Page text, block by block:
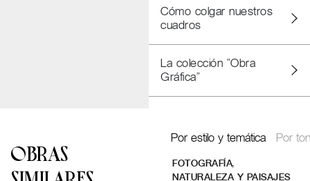
Cómo colgar nuestros
cuadros
La colección "Obra
Gráfica"
OBRAS
Por estilo y temática Por
FOTOGRAFÍA,
NATURALEZA Y PAISAJES